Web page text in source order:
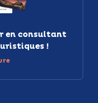
en consultant
!